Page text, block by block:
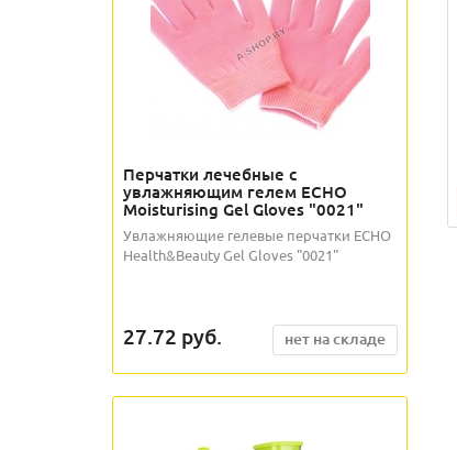
Перчатки лечебные с
увлажняющим гелем ECHO
Moisturising Gel Gloves "0021"
Увлажняющие гелевые перчатки ECHO
Health&Beauty Gel Gloves "0021"
27.72 руб. нет на складе